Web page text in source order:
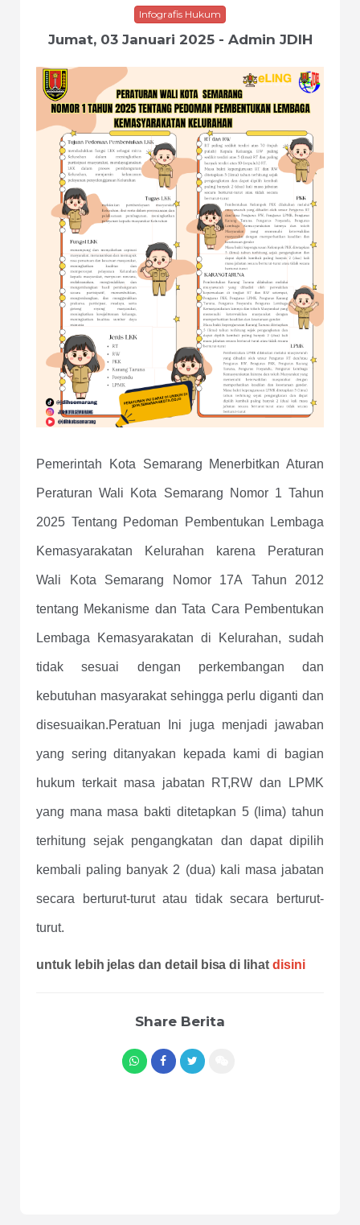
Infografis Hukum
Jumat, 03 Januari 2025 - Admin JDIH
Pemerintah Kota Semarang Menerbitkan Aturan
Peraturan Wali Kota Semarang Nomor 1 Tahun
2025 Tentang Pedoman Pembentukan Lembaga
Kemasyarakatan Kelurahan karena Peraturan
Wali Kota Semarang Nomor 17A Tahun 2012
tentang Mekanisme dan Tata Cara Pembentukan
Lembaga Kemasyarakatan di Kelurahan, sudah
tidak sesuai dengan perkembangan dan
kebutuhan masyarakat sehingga perlu diganti dan
disesuaikan.Peratuan Ini juga menjadi jawaban
yang sering ditanyakan kepada kami di bagian
hukum terkait masa jabatan RT,RW dan LPMK
yang mana masa bakti ditetapkan 5 (lima) tahun
terhitung sejak pengangkatan dan dapat dipilih
kembali paling banyak 2 (dua) kali masa jabatan
secara berturut-turut atau tidak secara berturut-
turut.
untuk lebih jelas dan detail bisa di lihat disini
Share Berita